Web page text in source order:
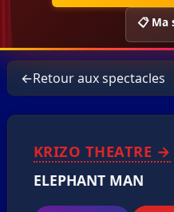
📋 Ma
←Retour aux spectacles
❮
KRIZO THEATRE →
ELEPHANT MAN